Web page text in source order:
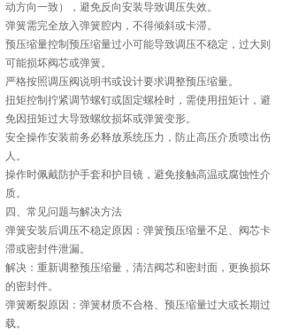
动方向一致），避免反向安装导致调压失效。
弹簧需完全放入弹簧腔内，不得倾斜或卡滞。
预压缩量控制预压缩量过小可能导致调压不稳定，过大则
可能损坏阀芯或弹簧。
严格按照调压阀说明书或设计要求调整预压缩量。
扭矩控制拧紧调节螺钉或固定螺栓时，需使用扭矩计，避
免因扭矩过大导致螺纹损坏或弹簧变形。
安全操作安装前务必释放系统压力，防止高压介质喷出伤
人。
操作时佩戴防护手套和护目镜，避免接触高温或腐蚀性介
质。
四、常见问题与解决方法
弹簧安装后调压不稳定原因：弹簧预压缩量不足、阀芯卡
滞或密封件泄漏。
解决：重新调整预压缩量，清洁阀芯和密封面，更换损坏
的密封件。
弹簧断裂原因：弹簧材质不合格、预压缩量过大或长期过
载。